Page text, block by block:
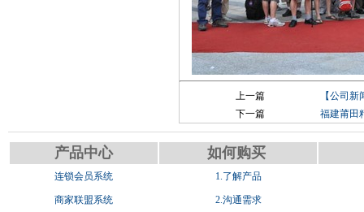
上一篇
【公司
下一篇
福建莆田
产品中心 如何购买
连锁会员系统 1.了解产品
商家联盟系统 2.沟通需求